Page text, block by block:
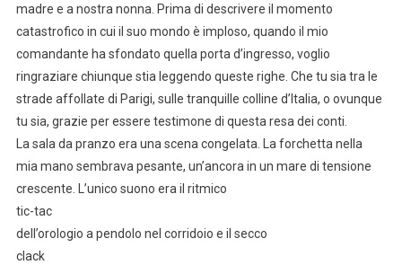
madre e a nostra nonna. Prima di descrivere il momento
catastrofico in cui il suo mondo è imploso, quando il mio
comandante ha sfondato quella porta d’ingresso, voglio
ringraziare chiunque stia leggendo queste righe. Che tu sia tra le
strade affollate di Parigi, sulle tranquille colline d’Italia, o ovunque
tu sia, grazie per essere testimone di questa resa dei conti.
La sala da pranzo era una scena congelata. La forchetta nella
mia mano sembrava pesante, un’ancora in un mare di tensione
crescente. L’unico suono era il ritmico
tic-tac
dell’orologio a pendolo nel corridoio e il secco
clack